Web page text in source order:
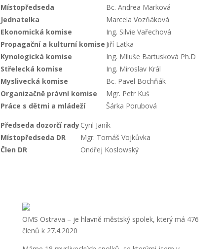
Místopředseda
Bc. Andrea Marková
Jednatelka
Marcela Vozňáková
Ekonomická komise
Ing. Silvie Vařechová
Propagační a kulturní komise Jiří Latka
Kynologická komise
Ing. Miluše Bartusková Ph.D
Střelecká komise
Ing. Miroslav Král
Myslivecká komise
Bc. Pavel Bochňák
Organizačně právní komise
Mgr. Petr Kuś
Práce s dětmi a mládeží
Šárka Porubová
Předseda dozorčí radyCyril Janík
Místopředseda DR
Mgr. Tomáš Vojkůvka
Člen DR
Ondřej Koslowský
OMS Ostrava – je hlavně městský spolek, který má 476
členů k 27.4.2020